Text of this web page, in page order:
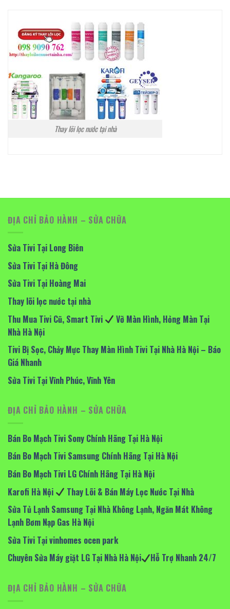
Thay lõi lọc nước tại nhà
ĐỊA CHỈ BẢO HÀNH – SỬA CHỮA
Sửa Tivi Tại Long Biên
Sửa Tivi Tại Hà Đông
Sửa Tivi Tại Hoàng Mai
Thay lõi lọc nước tại nhà
Thu Mua Tivi Cũ, Smart Tivi
Vỡ Màn Hình, Hỏng Màn Tại
Nhà Hà Nội
Tivi Bị Sọc, Chảy Mực Thay Màn Hình Tivi Tại Nhà Hà Nội – Báo
Giá Nhanh
Sửa Tivi Tại Vĩnh Phúc, Vĩnh Yên
ĐỊA CHỈ BẢO HÀNH – SỬA CHỮA
Bán Bo Mạch Tivi Sony Chính Hãng Tại Hà Nội
Bán Bo Mạch Tivi Samsung Chính Hãng Tại Hà Nội
Bán Bo Mạch Tivi LG Chính Hãng Tại Hà Nội
Karofi Hà Nội
Thay Lõi & Bán Máy Lọc Nước Tại Nhà
Sửa Tủ Lạnh Samsung Tại Nhà Không Lạnh, Ngăn Mát Không
Lạnh Bơm Nạp Gas Hà Nội
Sửa Tivi Tại vinhomes ocen park
Chuyên Sửa Máy giặt LG Tại Nhà Hà Nội
Hỗ Trợ Nhanh 24/7
ĐỊA CHỈ BẢO HÀNH – SỬA CHỮA